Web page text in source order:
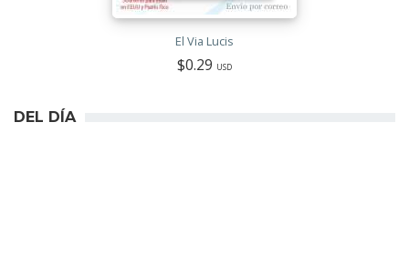
El Via Lucis
$0.29 USD
DEL DÍA